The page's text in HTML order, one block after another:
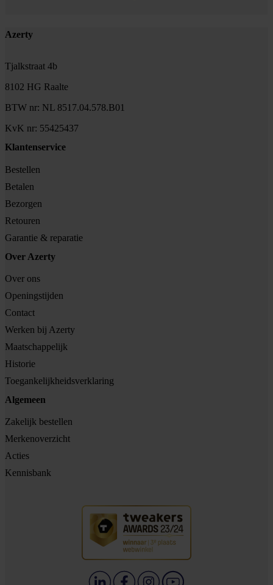
Footer
Azerty
Tjalkstraat 4b
8102 HG Raalte
BTW nr: NL 8517.04.578.B01
KvK nr: 55425437
Klantenservice
Bestellen
Betalen
Bezorgen
Retouren
Garantie & reparatie
Over Azerty
Over ons
Openingstijden
Contact
Werken bij Azerty
Maatschappelijk
Historie
Toegankelijkheidsverklaring
Algemeen
Zakelijk bestellen
Merkenoverzicht
Acties
Kennisbank